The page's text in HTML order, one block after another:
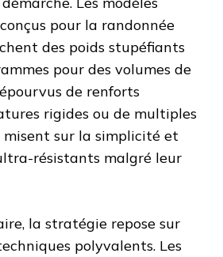
pour la randonnée
des poids stupéfiants
pour des volumes de
de renforts
rigides ou de multiples
misent sur la simplicité et
résistants malgré leur
la stratégie repose sur
polyvalents. Les